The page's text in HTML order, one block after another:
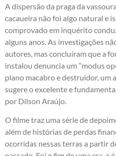
A dispersão da praga da
cacaueira não foi algo natural e
comprovado em inquérito
alguns anos. As investigações
autores, mas concluíram que a
instalou denuncia um “modus
plano macabro e destruidor, um
sugere o excelente e
por Dilson Araújo.
O filme traz uma série de
além de histórias de perdas
ocorridas nessas terras a partir